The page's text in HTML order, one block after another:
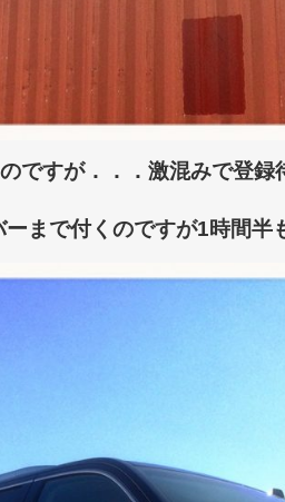
ですが．．．激混みで登
まで付くのですが1時間半